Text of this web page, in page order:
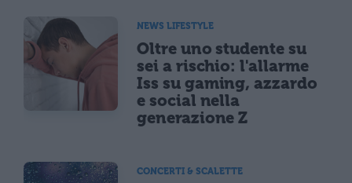
NEWS LIFESTYLE
Oltre uno studente su
sei a rischio: l'allarme
Iss su gaming, azzardo
e social nella
generazione Z
CONCERTI & SCALETTE